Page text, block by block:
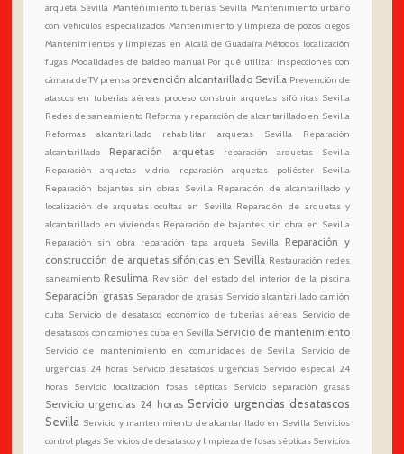
arqueta Sevilla Mantenimiento tuberías Sevilla Mantenimiento urbano
con vehículos especializados Mantenimiento y limpieza de pozos ciegos
Mantenimientos y limpiezas en Alcalá de Guadaira Métodos localización
fugas Modalidades de baldeo manual Por qué utilizar inspecciones con
cámara de TV prensa prevención alcantarillado Sevilla Prevención de
atascos en tuberías aéreas proceso construir arquetas sifónicas Sevilla
Redes de saneamiento Reforma y reparación de alcantarillado en Sevilla
Reformas alcantarillado
rehabilitar arquetas Sevilla
Reparación
alcantarillado
Reparación arquetas
reparación arquetas Sevilla
Reparación arquetas vidrio. reparación arquetas poliéster Sevilla
Reparación bajantes sin obras Sevilla Reparación de alcantarillado y
localización de arquetas ocultas en Sevilla Reparación de arquetas y
alcantarillado en viviendas Reparación de bajantes sin obra en Sevilla
Reparación sin obra reparación tapa arqueta Sevilla
Reparación y
construcción de arquetas sifónicas en Sevilla Restauración redes
saneamiento Resulima Revisión del estado del interior de la piscina
Separación grasas Separador de grasas Servicio alcantarillado camión
cuba Servicio de desatasco económico de tuberías aéreas Servicio de
desatascos con camiones cuba en Sevilla Servicio de mantenimiento
Servicio de mantenimiento en comunidades de Sevilla
Servicio de
urgencias 24 horas Servicio desatascos urgencias Servicio especial 24
horas
Servicio localización fosas sépticas Servicio separación grasas
Servicio urgencias 24 horas Servicio urgencias desatascos
Sevilla Servicio y mantenimiento de alcantarillado en Sevilla Servicios
control plagas Servicios de desatasco y limpieza de fosas sépticas Servicios